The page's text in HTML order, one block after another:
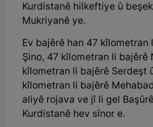
Kurdistanê hilkeftiye û
Mukriyanê ye.
Ev bajêrê han 47 kîlometran
Şino, 47 kîlometran li bajêrê
kîlometran li bajêrê Serdeşt
kîlometran li bajêrê
aliyê rojava ve jî li gel Başûrê
Kurdistanê hev sînor e.